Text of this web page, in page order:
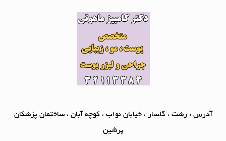
آدرس : رشت ، گلسار ، خیابان نواب ، کوچه آبان ، ساختمان پزشکان
پرشین